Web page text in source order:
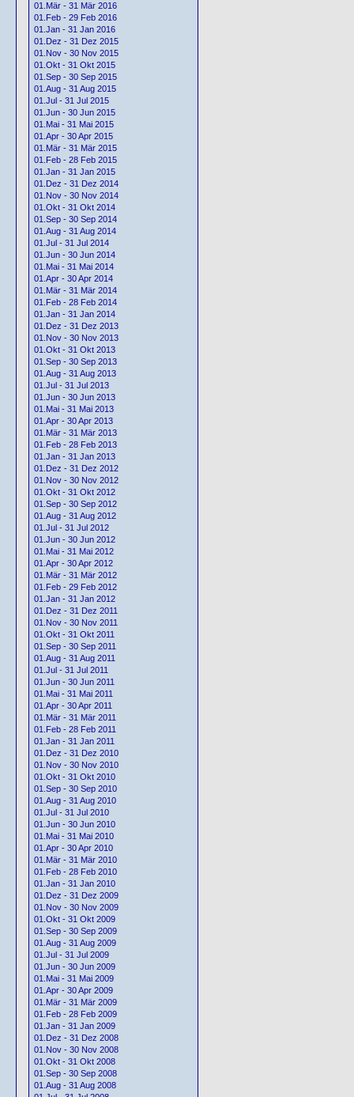
01.Mär - 31 Mär 2016
01.Feb - 29 Feb 2016
01.Jan - 31 Jan 2016
01.Dez - 31 Dez 2015
01.Nov - 30 Nov 2015
01.Okt - 31 Okt 2015
01.Sep - 30 Sep 2015
01.Aug - 31 Aug 2015
01.Jul - 31 Jul 2015
01.Jun - 30 Jun 2015
01.Mai - 31 Mai 2015
01.Apr - 30 Apr 2015
01.Mär - 31 Mär 2015
01.Feb - 28 Feb 2015
01.Jan - 31 Jan 2015
01.Dez - 31 Dez 2014
01.Nov - 30 Nov 2014
01.Okt - 31 Okt 2014
01.Sep - 30 Sep 2014
01.Aug - 31 Aug 2014
01.Jul - 31 Jul 2014
01.Jun - 30 Jun 2014
01.Mai - 31 Mai 2014
01.Apr - 30 Apr 2014
01.Mär - 31 Mär 2014
01.Feb - 28 Feb 2014
01.Jan - 31 Jan 2014
01.Dez - 31 Dez 2013
01.Nov - 30 Nov 2013
01.Okt - 31 Okt 2013
01.Sep - 30 Sep 2013
01.Aug - 31 Aug 2013
01.Jul - 31 Jul 2013
01.Jun - 30 Jun 2013
01.Mai - 31 Mai 2013
01.Apr - 30 Apr 2013
01.Mär - 31 Mär 2013
01.Feb - 28 Feb 2013
01.Jan - 31 Jan 2013
01.Dez - 31 Dez 2012
01.Nov - 30 Nov 2012
01.Okt - 31 Okt 2012
01.Sep - 30 Sep 2012
01.Aug - 31 Aug 2012
01.Jul - 31 Jul 2012
01.Jun - 30 Jun 2012
01.Mai - 31 Mai 2012
01.Apr - 30 Apr 2012
01.Mär - 31 Mär 2012
01.Feb - 29 Feb 2012
01.Jan - 31 Jan 2012
01.Dez - 31 Dez 2011
01.Nov - 30 Nov 2011
01.Okt - 31 Okt 2011
01.Sep - 30 Sep 2011
01.Aug - 31 Aug 2011
01.Jul - 31 Jul 2011
01.Jun - 30 Jun 2011
01.Mai - 31 Mai 2011
01.Apr - 30 Apr 2011
01.Mär - 31 Mär 2011
01.Feb - 28 Feb 2011
01.Jan - 31 Jan 2011
01.Dez - 31 Dez 2010
01.Nov - 30 Nov 2010
01.Okt - 31 Okt 2010
01.Sep - 30 Sep 2010
01.Aug - 31 Aug 2010
01.Jul - 31 Jul 2010
01.Jun - 30 Jun 2010
01.Mai - 31 Mai 2010
01.Apr - 30 Apr 2010
01.Mär - 31 Mär 2010
01.Feb - 28 Feb 2010
01.Jan - 31 Jan 2010
01.Dez - 31 Dez 2009
01.Nov - 30 Nov 2009
01.Okt - 31 Okt 2009
01.Sep - 30 Sep 2009
01.Aug - 31 Aug 2009
01.Jul - 31 Jul 2009
01.Jun - 30 Jun 2009
01.Mai - 31 Mai 2009
01.Apr - 30 Apr 2009
01.Mär - 31 Mär 2009
01.Feb - 28 Feb 2009
01.Jan - 31 Jan 2009
01.Dez - 31 Dez 2008
01.Nov - 30 Nov 2008
01.Okt - 31 Okt 2008
01.Sep - 30 Sep 2008
01.Aug - 31 Aug 2008